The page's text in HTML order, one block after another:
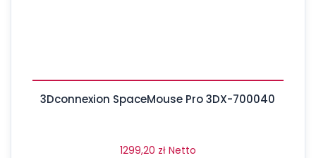
3Dconnexion SpaceMouse Pro 3DX-700040
1299,20 zł Netto